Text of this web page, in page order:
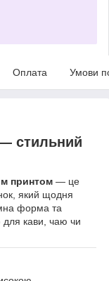
Оплата Умови
стильний
принтом — це
який щодня
форма та
для кави, чаю чи